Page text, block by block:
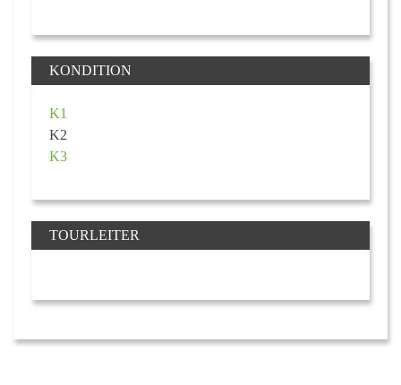
KONDITION
K1
K2
K3
TOURLEITER